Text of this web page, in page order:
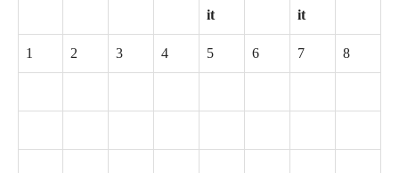
it
it
1 2 3 4 5 6 7 8